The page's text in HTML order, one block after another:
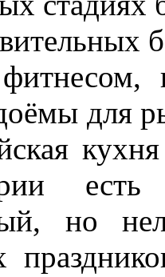
для
есть
но